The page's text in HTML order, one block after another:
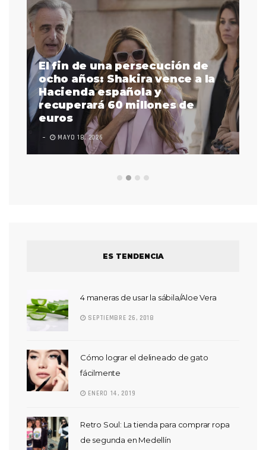
El fin de una persecución de
ocho años: Shakira vence a la
Hacienda española y
recuperará 60 millones de
euros
MAYO 18, 2026
ES TENDENCIA
4 maneras de usar la sábila/Aloe Vera
SEPTIEMBRE 26, 2018
Cómo lograr el delineado de gato
fácilmente
ENERO 14, 2019
Retro Soul: La tienda para comprar ropa
de segunda en Medellín